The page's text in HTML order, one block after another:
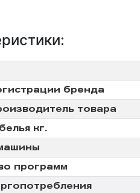
бренда
товара
кг.
программ